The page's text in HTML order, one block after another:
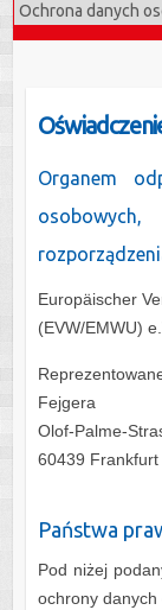
Organem
Europäischer
(EVW/EMWU)
Fejgera
Olof-Palme-
60439 Frankfurt
Państwa
Pod niżej
ochrony